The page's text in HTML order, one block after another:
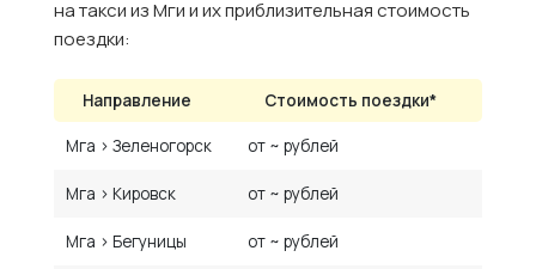
на такси из Мги и их приблизительная стоимость
поездки:
Направление Стоимость поездки*
Мга › Зеленогорск от ~ рублей
Мга › Кировск от ~ рублей
Мга › Бегуницы от ~ рублей